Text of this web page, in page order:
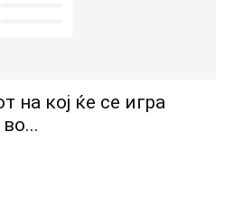
на кој ќе се игра